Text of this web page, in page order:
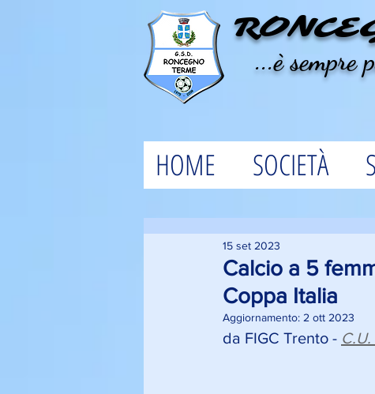
...è sempre
HOME SOCIETÀ
Calcio a 5
Coppa Italia
15 set 2023
Aggiornamento: 2 ott 2023
da FIGC Trento -